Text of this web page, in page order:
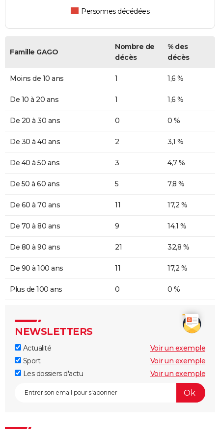
Personnes décédées
Famille GAGO
Nombre de
décès
% des
décès
Moins de 10 ans 1 1,6 %
De 10 à 20 ans 1 1,6 %
De 20 à 30 ans 0 0 %
De 30 à 40 ans 2 3,1 %
De 40 à 50 ans 3 4,7 %
De 50 à 60 ans 5 7,8 %
De 60 à 70 ans 11 17,2 %
De 70 à 80 ans 9 14,1 %
De 80 à 90 ans 21 32,8 %
De 90 à 100 ans 11 17,2 %
Plus de 100 ans 0 0 %
NEWSLETTERS
Actualité
Voir un exemple
Sport
Voir un exemple
Les dossiers d'actu
Voir un exemple